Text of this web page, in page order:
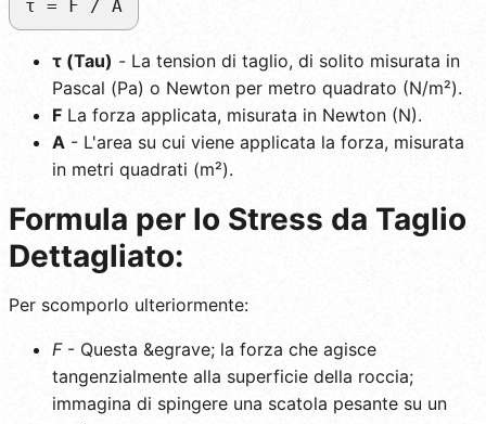
τ = F / A
τ (Tau) - La tension di taglio, di solito misurata in
Pascal (Pa) o Newton per metro quadrato (N/m²).
F La forza applicata, misurata in Newton (N).
A - L'area su cui viene applicata la forza, misurata
in metri quadrati (m²).
Formula per lo Stress da Taglio
Dettagliato:
Per scomporlo ulteriormente:
F- Questa &egrave; la forza che agisce
tangenzialmente alla superficie della roccia;
immagina di spingere una scatola pesante su un